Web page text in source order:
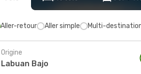
Aller-retour Aller simple Multi-
Origine